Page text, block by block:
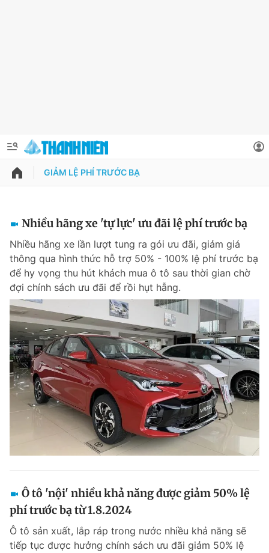
QUẢNG CÁO
Chuyên mục
Chuyên mục khác
Chào ngày mới Tin 24h
Tin thị trường Tin 360
Video Magazine
Sản phẩm khác
Tiện ích Bạn cần biết
Thông tin tòa soạn Liên hệ quảng cáo
Thông tin tài khoản
Đổi mật khẩu
Tin đã lưu
Đăng xuất
GIẢM LỆ PHÍ TRƯỚC BẠ
Nhiều hãng xe 'tự lực' ưu đãi lệ phí trước bạ
Nhiều hãng xe lần lượt tung ra gói ưu đãi, giảm giá
thông qua hình thức hỗ trợ 50% - 100% lệ phí trước bạ
để hy vọng thu hút khách mua ô tô sau thời gian chờ
đợi chính sách ưu đãi để rồi hụt hẫng.
Ô tô 'nội' nhiều khả năng được giảm 50% lệ
phí trước bạ từ 1.8.2024
Ô tô sản xuất, lắp ráp trong nước nhiều khả năng sẽ
tiếp tục được hưởng chính sách ưu đãi giảm 50% lệ